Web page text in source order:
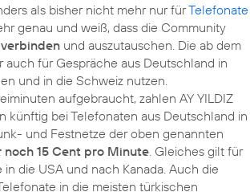
als bisher nicht mehr nur fürTelefonate
genau und weiß, dass die Community
und auszutauschen. Die ab dem
auch für Gespräche aus Deutschland in
und in die Schweiz nutzen.
aufgebraucht, zahlen AY YILDIZ
künftig bei Telefonaten aus Deutschland in
und Festnetze der oben genannten
noch 15 Cent pro Minute. Gleiches gilt für
in die USA und nach Kanada. Auch die
in die meisten türkischen